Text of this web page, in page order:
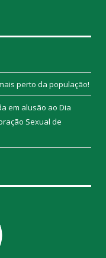
perto da população!
em alusão ao Dia
Sexual de